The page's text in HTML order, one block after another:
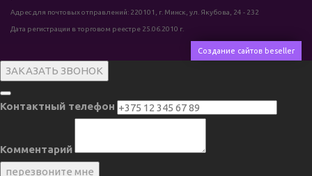
Адрес для почтовых отправлений: 220101, г. Минск, ул. Якубова, 24 - 232
Дата регистрации в торговом реестре 25.06.2010 г.
Создание сайтов beseller
ЗАКАЗАТЬ ЗВОНОК
Контактный телефон
Комментарий
перезвоните мне